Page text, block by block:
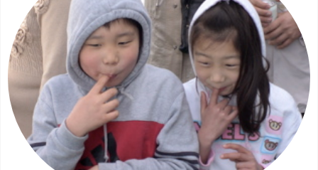
note